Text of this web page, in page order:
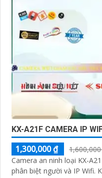
KX-A21F CAMERA IP
1,300,000 ₫
Camera an ninh loại KX-
phân biệt người và IP Wifi. Không cần đầu ghi vì có khe cắm